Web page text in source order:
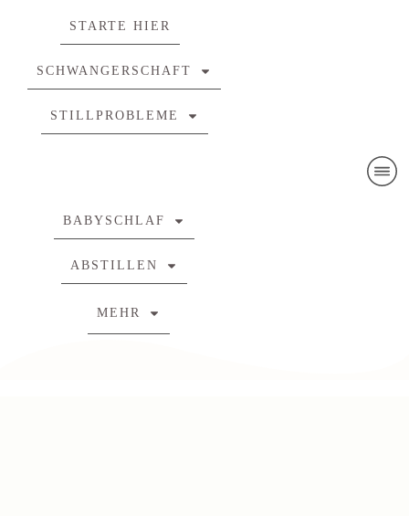
STARTE HIER
SCHWANGERSCHAFT
STILLPROBLEME
BABYSCHLAF
ABSTILLEN
MEHR